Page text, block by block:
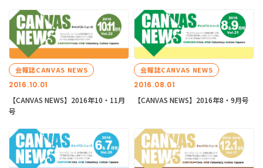
2016.10.01
会報誌CANVAS NEWS
【CANVAS NEWS】2016年10・11月
号
2016.08.01
会報誌CANVAS NEWS
【CANVAS NEWS】2016年8・9月号